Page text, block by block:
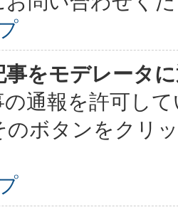
事をモデレータ
通報を許可し
のボタンをクリ